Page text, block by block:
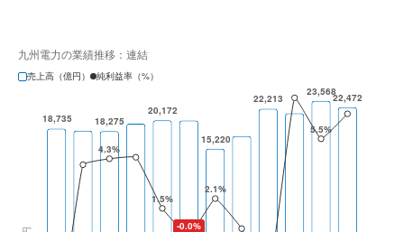
九州電力の業績推移：連結
売上高（億円）
純利益率（%）